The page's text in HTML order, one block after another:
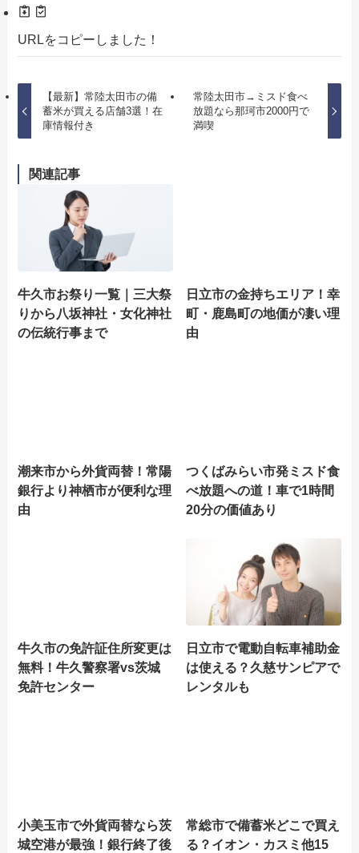
URLをコピーしました！
【最新】常陸太田市の備
蓄米が買える店舗3選！在
庫情報付き
常陸太田市→ミスド食べ
放題なら那珂市2000円で
満喫
関連記事
牛久市お祭り一覧｜三大祭
りから八坂神社・女化神社
の伝統行事まで
日立市の金持ちエリア！幸
町・鹿島町の地価が凄い理
由
潮来市から外貨両替！常陽
銀行より神栖市が便利な理
由
つくばみらい市発ミスド食
べ放題への道！車で1時間
20分の価値あり
牛久市の免許証住所変更は
無料！牛久警察署vs茨城
免許センター
日立市で電動自転車補助金
は使える？久慈サンピアで
レンタルも
小美玉市で外貨両替なら茨
城空港が最強！銀行終了後
常総市で備蓄米どこで買え
る？イオン・カスミ他15